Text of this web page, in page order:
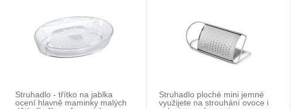
Struhadlo - třítko na jablka
ocení hlavně maminky malých
Struhadlo ploché mini jemné
využijete na strouhání ovoce i